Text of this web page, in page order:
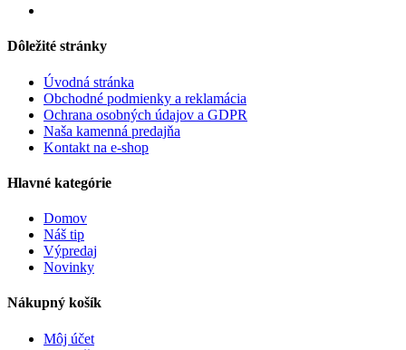
Dôležité stránky
Úvodná stránka
Obchodné podmienky a reklamácia
Ochrana osobných údajov a GDPR
Naša kamenná predajňa
Kontakt na e-shop
Hlavné kategórie
Domov
Náš tip
Výpredaj
Novinky
Nákupný košík
Môj účet